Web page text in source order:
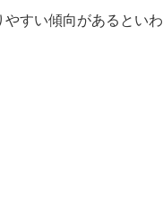
すい傾向があるといわ